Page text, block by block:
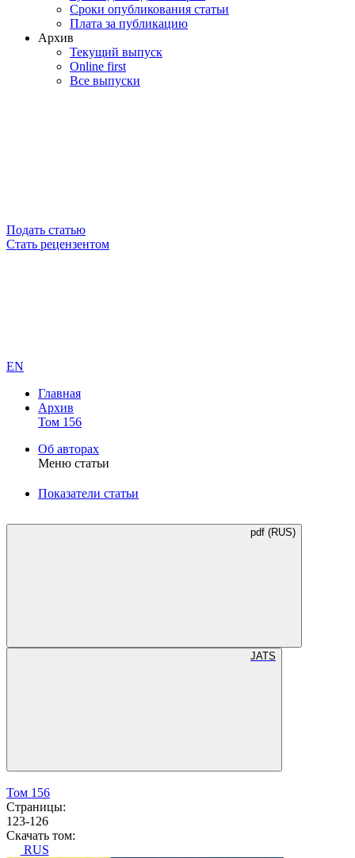
Сроки опубликования статьи
Плата за публикацию
Архив
Текущий выпуск
Online first
Все выпуски
Подать статью
Стать рецензентом
EN
Главная
Архив
Том 156
Об авторах
Меню статьи
Показатели статьи
pdf (RUS)
JATS
Том 156
Страницы:
123-126
Скачать том:
RUS